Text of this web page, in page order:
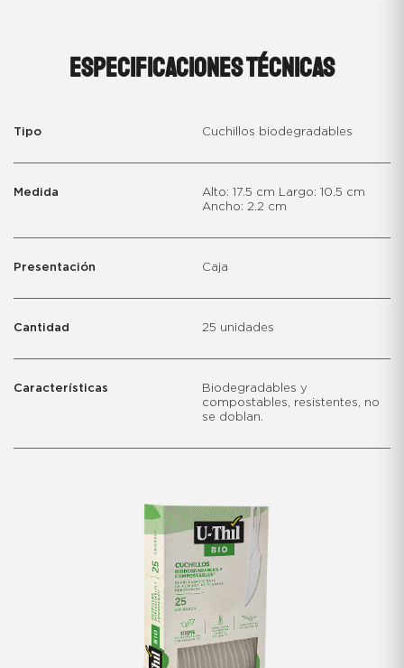
ESPECIFICACIONES TÉCNICAS
Tipo Cuchillos biodegradables
Medida
Alto: 17.5 cm Largo: 10.5 cm
Ancho: 2.2 cm
Presentación Caja
Cantidad 25 unidades
Características
Biodegradables y
compostables, resistentes, no
se doblan.